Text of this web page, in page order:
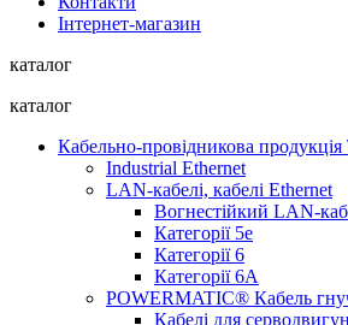
Інтернет-магазин
каталог
каталог
Кабельно-провідникова
Industrial Ethernet
LAN-кабелі, кабелі Ethernet
Вогнестійкий LAN-
Категорії 5е
Категорії 6
Категорії 6А
POWERMATIC® Кабель
Кабелі для